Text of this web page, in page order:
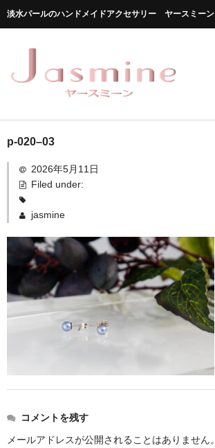
淡水パールのハンドメイドアクセサリー ヤースミーン
ホーム
商品一覧
★お勧め商品
メディア掲載
ブログ
お問い合わせ
p-020–03
2026年5月11日
Filed under:
jasmine
コメントを残す
メールアドレスが公開されることはありません。